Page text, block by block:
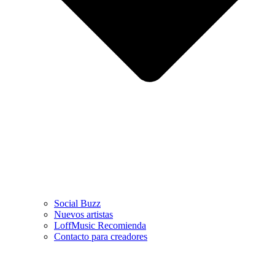
Social Buzz
Nuevos artistas
LoffMusic Recomienda
Contacto para creadores